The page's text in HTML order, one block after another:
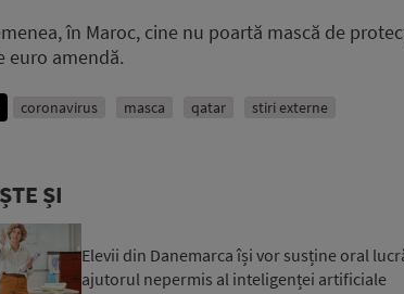
în Maroc, cine nu poartă mască de
euro amendă.
coronavirus masca qatar stiri externe
ȘI
Elevii din Danemarca își vor susține oral
ajutorul nepermis al inteligenței artificiale